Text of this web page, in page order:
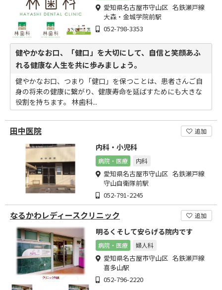
愛知県名古屋市守山区 名鉄瀬戸線
大森・金城学院前駅
052-798-3353
健やかなお口、「健口」を大切にして、自信と笑顔あふ
れる健康な人生を共に歩みましょう。
健やかなお口、つまり「健口」を保つことは、患者さんご自
身の将来の健康に繋がり、健康寿命を延ばすためにも大きな
役割を持ちます。 林歯科...
田中医院 追加
内科・小児科
病院・医療 内科
愛知県名古屋市守山区 名鉄瀬戸線
守山自衛隊前駅
052-791-2245
なるかわレディースクリニック 追加
明るくそして安らげる院内です
病院・医療 婦人科
愛知県名古屋市守山区 名鉄瀬戸線
喜多山駅
052-796-2220